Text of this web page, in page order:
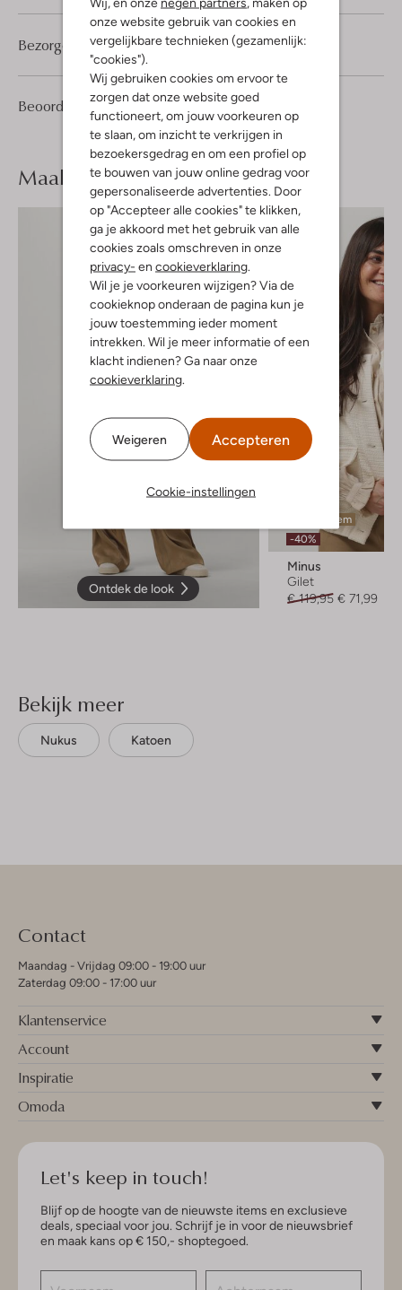
onze website gebruik van cookies en
vergelijkbare technieken (gezamenlijk:
"cookies").
Wij gebruiken cookies om ervoor te
zorgen dat onze website goed
functioneert, om jouw voorkeuren op
te slaan, om inzicht te verkrijgen in
bezoekersgedrag en om een profiel op
te bouwen van jouw online gedrag voor
gepersonaliseerde advertenties. Door
op "Accepteer alle cookies" te klikken,
ga je akkoord met het gebruik van alle
cookies zoals omschreven in onze
privacy- en cookieverklaring.
Wil je je voorkeuren wijzigen? Via de
cookieknop onderaan de pagina kun je
jouw toestemming ieder moment
intrekken. Wil je meer informatie of een
klacht indienen? Ga naar onze
cookieverklaring.
Weigeren Accepteren
Cookie-instellingen
Beoordelingen (1) 2/5
1
2
Sterren
Bezorgen & retourneren
Maak jelook compleet
Ontdek de look
Laatste item
-40%
Minus
Gilet
€ 119,95 € 71,99
Bekijk meer
Nukus Katoen
Contact
Maandag - Vrijdag 09:00 - 19:00 uur
Zaterdag 09:00 - 17:00 uur
Klantenservice
Account
Inspiratie
Omoda
Let's keep in touch!
Blijf op de hoogte van de nieuwste items en exclusieve
deals, speciaal voor jou. Schrijf je in voor de nieuwsbrief
en maak kans op € 150,- shoptegoed.